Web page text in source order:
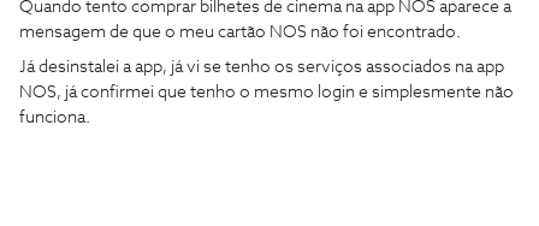
Quando tento comprar bilhetes de cinema na app NOS aparece a
mensagem de que o meu cartão NOS não foi encontrado.
Já desinstalei a app, já vi se tenho os serviços associados na app
NOS, já confirmei que tenho o mesmo login e simplesmente não
funciona.